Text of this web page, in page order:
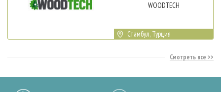
WOODTECH
Стамбул, Турция
Смотреть все